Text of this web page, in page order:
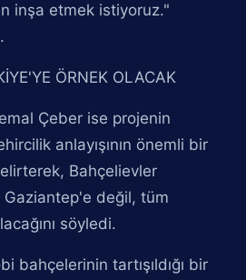
inşa etmek istiyoruz."
ÖRNEK OLACAK
Çeber ise projenin
anlayışının önemli bir
Bahçelievler
değil, tüm
söyledi.
bahçelerinin tartışıldığı bir